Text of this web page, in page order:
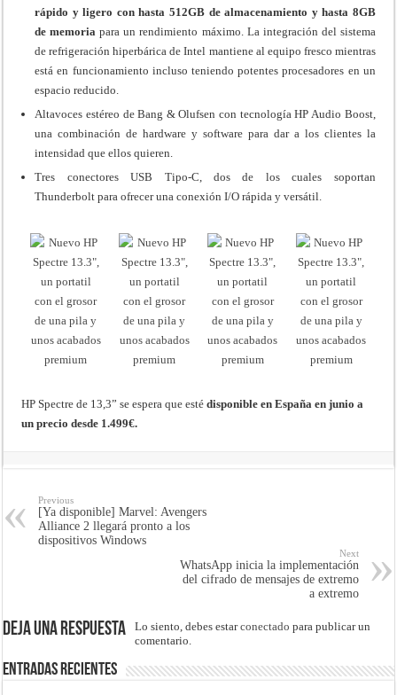
rápido y ligero con hasta 512GB de almacenamiento y hasta 8GB
de memoria para un rendimiento máximo. La integración del sistema
de refrigeración hiperbárica de Intel mantiene al equipo fresco mientras
está en funcionamiento incluso teniendo potentes procesadores en un
espacio reducido.
Altavoces estéreo de Bang & Olufsen con tecnología HP Audio Boost,
una combinación de hardware y software para dar a los clientes la
intensidad que ellos quieren.
Tres conectores USB Tipo-C, dos de los cuales soportan
Thunderbolt para ofrecer una conexión I/O rápida y versátil.
HP Spectre de 13,3” se espera que esté disponible en España en junio a
un precio desde 1.499€.
Previous
[Ya disponible] Marvel: Avengers
Alliance 2 llegará pronto a los
dispositivos Windows
Next
WhatsApp inicia la implementación
del cifrado de mensajes de extremo
a extremo
Deja una respuesta Lo siento, debes estarconectado para publicar un
comentario.
Entradas recientes